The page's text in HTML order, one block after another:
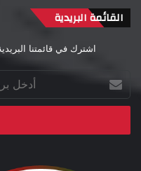
القائمة البريدية
اشترك في قائمتنا
بريدك
الإلكتروني